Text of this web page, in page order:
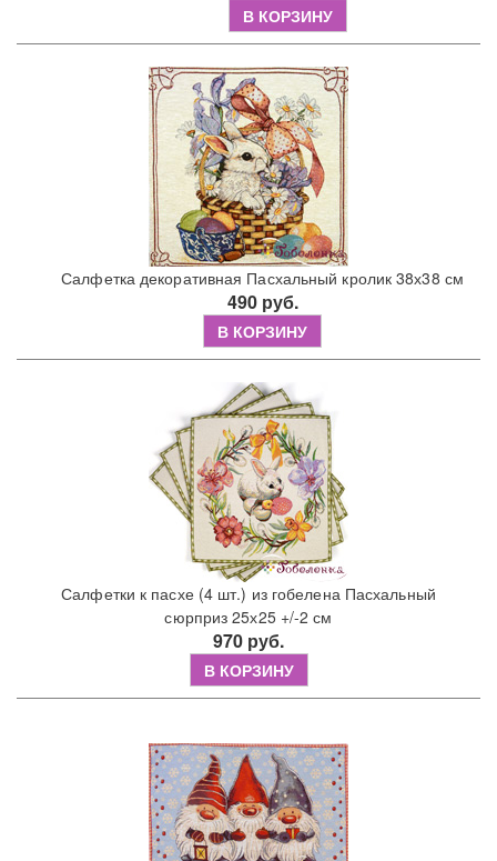
В КОРЗИНУ
Салфетка декоративная Пасхальный кролик 38х38 см
490 руб.
В КОРЗИНУ
Салфетки к пасхе (4 шт.) из гобелена Пасхальный
сюрприз 25х25 +/-2 см
970 руб.
В КОРЗИНУ